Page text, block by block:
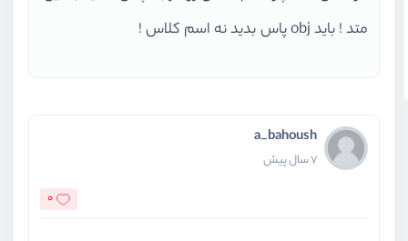
متد ! باید obj پاس بدید نه اسم کلاس !
a_bahoush
7 سال پیش
0